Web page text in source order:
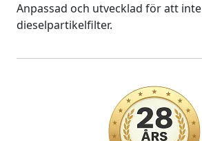
Anpassad och utvecklad för att
dieselpartikelfilter.